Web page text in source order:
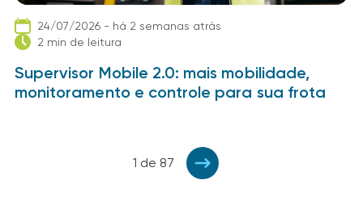
24/07/2026 - há 2 semanas atrás
2 min de leitura
Supervisor Mobile 2.0: mais mobilidade,
monitoramento e controle para sua frota
1 de 87